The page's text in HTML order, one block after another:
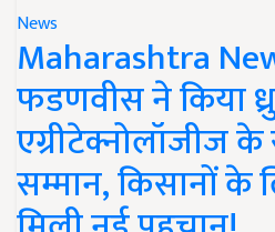
News
Maharashtra
फडणवीस ने किया
एग्रीटेक्नोलॉजीज
सम्मान, किसानों के